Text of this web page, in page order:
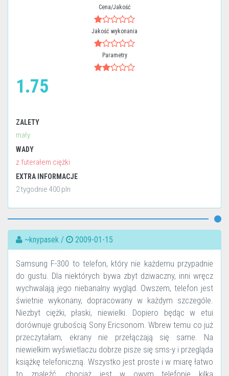
Cena/Jakość
Jakość wykonania
Parametry
1.75
ZALETY
mały
WADY
z futerałem ciężki
EXTRA INFORMACJE
2 tygodnie 400 pln
~knypasek / 2009-01-15
Samsung F-300 to telefon, który nie każdemu przypadnie
do gustu. Dla niektórych bywa zbyt dziwaczny, inni wręcz
wychwalają jego niebanalny wygląd. Owszem, telefon jest
świetnie wykonany, dopracowany w każdym szczególe.
Niezbyt ciężki, płaski, niewielki. Dopiero będąc w etui
dorównuje grubością Sony Ericsonom. Wbrew temu co już
przeczytałam, ekrany nie przełączają się same. Na
niewielkim wyświetlaczu dobrze pisze się sms-y i przegląda
książkę telefoniczną. Wszystko jest proste i w miarę łatwo
to znaleźć, chociaż jest w owym telefonie kilka